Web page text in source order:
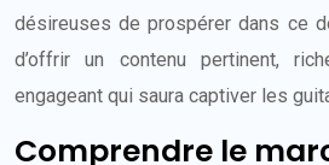
désireuses de prospérer dans ce
d’offrir un contenu pertinent,
engageant qui saura captiver les
Comprendre le